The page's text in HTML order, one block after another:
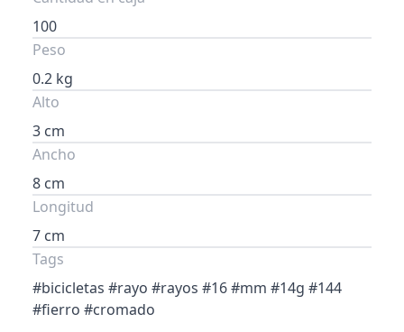
100
Peso
0.2 kg
Alto
3 cm
Ancho
8 cm
Longitud
7 cm
Tags
#bicicletas #rayo #rayos #16 #mm #14g #144
#fierro #cromado